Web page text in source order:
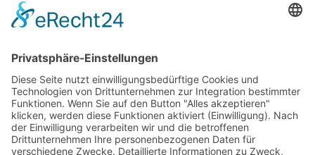
Warum sich eine Terrassenüberdachung für die ganze Familie
Wenn der erste Abschied schwerfällt: Was Eltern jetzt wirklich
Welche Pflegeprodukte Eltern wirklich brauchen
Von den Bienen lernen: Kindern die Natur näherbringen
Wie Familien mit kindgerechten Pools stressfreie